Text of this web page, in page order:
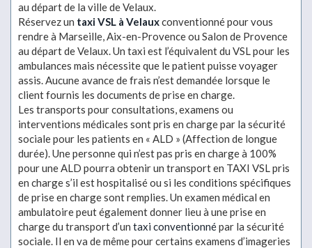
au départ de la ville de Velaux.
Réservez un taxi VSL à Velauxconventionné pour vous
rendre à Marseille, Aix-en-Provence ou Salon de Provence
au départ de Velaux. Un taxi est l’équivalent du VSL pour les
ambulances mais nécessite que le patient puisse voyager
assis. Aucune avance de frais n’est demandée lorsque le
client fournis les documents de prise en charge.
Les transports pour consultations, examens ou
interventions médicales sont pris en charge par la sécurité
sociale pour les patients en « ALD » (Affection de longue
durée). Une personne qui n’est pas pris en charge à 100%
pour une ALD pourra obtenir un transport en TAXI VSL pris
en charge s’il est hospitalisé ou si les conditions spécifiques
de prise en charge sont remplies. Un examen médical en
ambulatoire peut également donner lieu à une prise en
charge du transport d’un taxi conventionnépar la sécurité
sociale. Il en va de même pour certains examens d’imageries